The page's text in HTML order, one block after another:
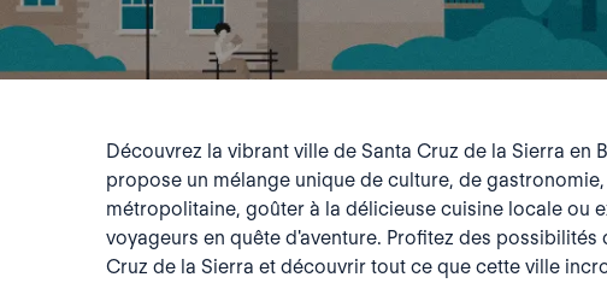
Découvrez la vibrant ville de Santa Cruz de la Sierra en
propose un mélange unique de culture, de
métropolitaine, goûter à la délicieuse cuisine locale ou
voyageurs en quête d'aventure. Profitez des possibilités
Cruz de la Sierra et découvrir tout ce que cette ville